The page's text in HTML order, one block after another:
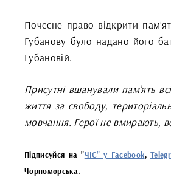
Почесне право відкрити
Губанову було надано його
Губановій.
Присутні вшанували пам’ять
життя за свободу,
мовчання. Герої не вмирають,
Підписуйся на "ЧІС" у Facebook,
Чорноморська.